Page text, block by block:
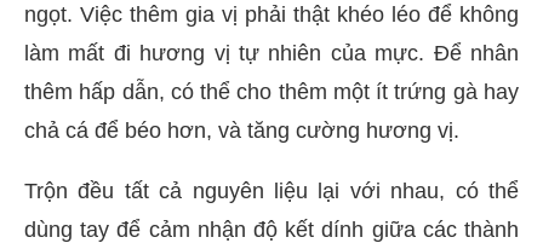
ngọt. Việc thêm gia vị phải thật khéo léo để không
làm mất đi hương vị tự nhiên của mực. Để nhân
thêm hấp dẫn, có thể cho thêm một ít trứng gà hay
chả cá để béo hơn, và tăng cường hương vị.
Trộn đều tất cả nguyên liệu lại với nhau, có thể
dùng tay để cảm nhận độ kết dính giữa các thành